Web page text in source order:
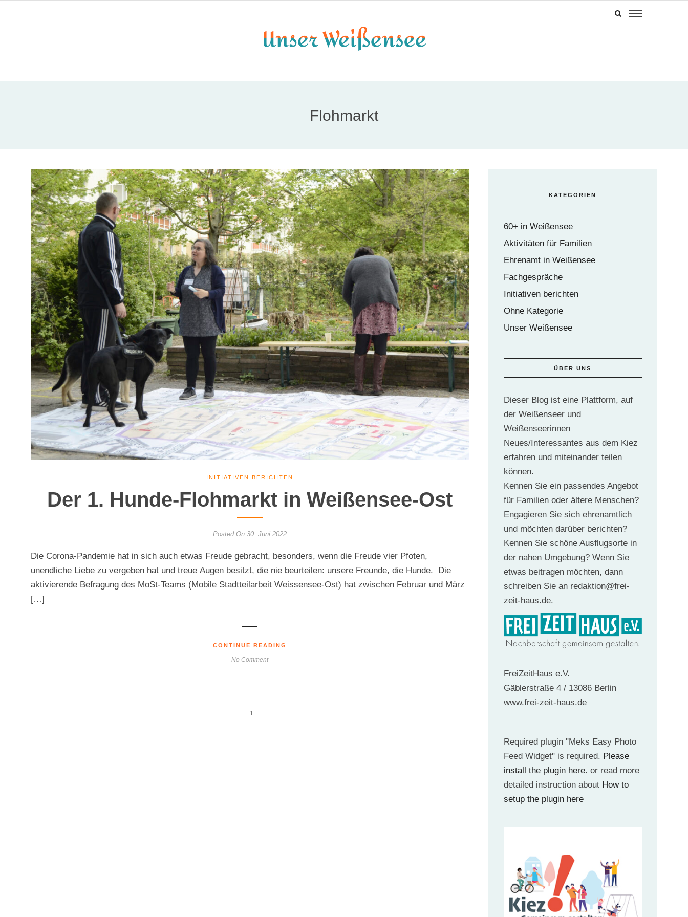
Flohmarkt
INITIATIVEN BERICHTEN
Der 1. Hunde-Flohmarkt in Weißensee-Ost
Posted On 30. Juni 2022
Die Corona-Pandemie hat in sich auch etwas Freude gebracht, besonders, wenn die Freude vier Pfoten,
unendliche Liebe zu vergeben hat und treue Augen besitzt, die nie beurteilen: unsere Freunde, die Hunde. Die
aktivierende Befragung des MoSt-Teams (Mobile Stadtteilarbeit Weissensee-Ost) hat zwischen Februar und März
[…]
CONTINUE READING
No Comment
1
KATEGORIEN
60+ in Weißensee
Aktivitäten für Familien
Ehrenamt in Weißensee
Fachgespräche
Initiativen berichten
Ohne Kategorie
Unser Weißensee
ÜBER UNS
Dieser Blog ist eine Plattform, auf
der Weißenseer und
Weißenseerinnen
Neues/Interessantes aus dem Kiez
erfahren und miteinander teilen
können.
Kennen Sie ein passendes Angebot
für Familien oder ältere Menschen?
Engagieren Sie sich ehrenamtlich
und möchten darüber berichten?
Kennen Sie schöne Ausflugsorte in
der nahen Umgebung? Wenn Sie
etwas beitragen möchten, dann
schreiben Sie an redaktion@frei-
zeit-haus.de.
FreiZeitHaus e.V.
Gäblerstraße 4 / 13086 Berlin
www.frei-zeit-haus.de
Required plugin "Meks Easy Photo
Feed Widget" is required. Please
install the plugin here. or read more
detailed instruction about How to
setup the plugin here